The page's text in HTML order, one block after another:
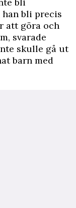
bli
bli precis
att göra och
svarade
skulle gå ut
barn med